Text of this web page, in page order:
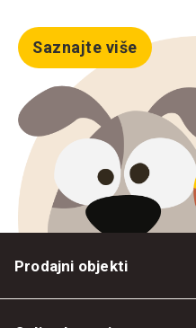
Saznajte više
Prodajni objekti